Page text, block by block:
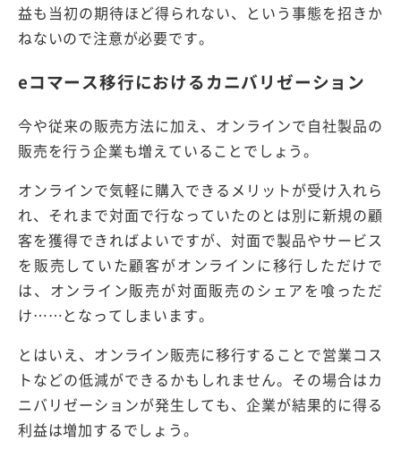
益も当初の期待ほど得られない、という事態を招きか
ねないので注意が必要です。
eコマース移行におけるカニバリゼーション
今や従来の販売方法に加え、オンラインで自社製品の
販売を行う企業も増えていることでしょう。
オンラインで気軽に購入できるメリットが受け入れら
れ、それまで対面で行なっていたのとは別に新規の顧
客を獲得できればよいですが、対面で製品やサービス
を販売していた顧客がオンラインに移行しただけで
は、オンライン販売が対面販売のシェアを喰っただ
け……となってしまいます。
とはいえ、オンライン販売に移行することで営業コス
トなどの低減ができるかもしれません。その場合はカ
ニバリゼーションが発生しても、企業が結果的に得る
利益は増加するでしょう。